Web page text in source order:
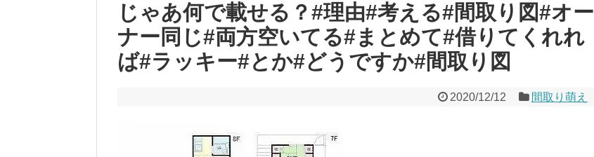
じゃあ何で載せる？#理由#考える#間取り図#オー
ナー同じ#両方空いてる#まとめて#借りてくれれ
ば#ラッキー#とか#どうですか#間取り図
2020/12/12 間取り萌え